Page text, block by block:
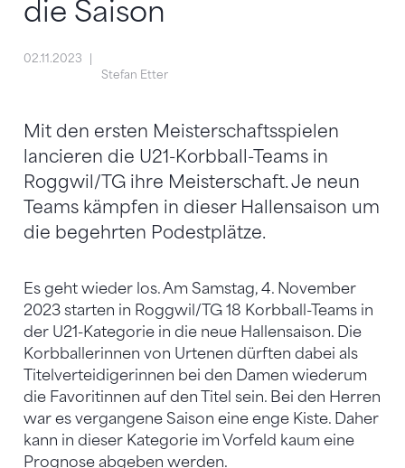
die Saison
02.11.2023
Stefan Etter
Mit den ersten Meisterschaftsspielen
lancieren die U21-Korbball-Teams in
Roggwil/TG ihre Meisterschaft. Je neun
Teams kämpfen in dieser Hallensaison um
die begehrten Podestplätze.
Es geht wieder los. Am Samstag, 4. November
2023 starten in Roggwil/TG 18 Korbball-Teams in
der U21-Kategorie in die neue Hallensaison. Die
Korbballerinnen von Urtenen dürften dabei als
Titelverteidigerinnen bei den Damen wiederum
die Favoritinnen auf den Titel sein. Bei den Herren
war es vergangene Saison eine enge Kiste. Daher
kann in dieser Kategorie im Vorfeld kaum eine
Prognose abgeben werden.